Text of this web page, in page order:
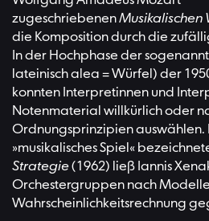
zugeschriebenenMusikalischen
die Komposition durch die
In der Hochphase der
lateinisch alea = Würfel) der
konnten Interpretinnen und
Notenmaterial willkürlich oder
Ordnungsprinzipien auswählen.
»musikalisches Spiel«
Strategie(1962) ließ Iannis
Orchestergruppen nach
Wahrscheinlichkeitsrechnung